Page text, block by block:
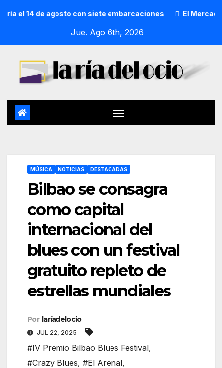
de agosto con siete embarcaciones El Mercado de
Jue. Ago 6th, 2026
MÚSICA NOTICIAS DESTACADAS
Bilbao se consagra
como capital
internacional del
blues con un festival
gratuito repleto de
estrellas mundiales
Por laríadelocio
JUL 22, 2025
#IV Premio Bilbao Blues Festival,
#Crazy Blues, #El Arenal,